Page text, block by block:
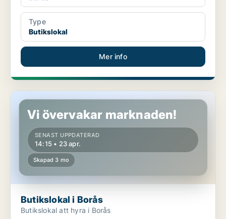
Type
Butikslokal
Mer info
Butikslokal i Borås
Vi övervakar marknaden!
SENAST UPPDATERAD
14:15 • 23 apr.
Skapad 3 mo
Butikslokal i Borås
Butikslokal att hyra i Borås